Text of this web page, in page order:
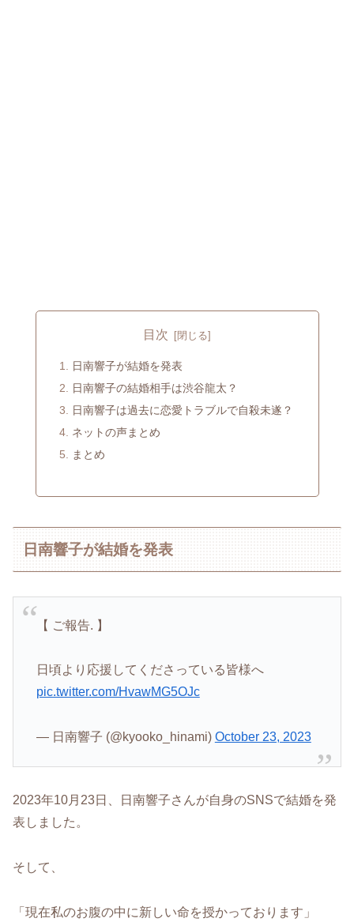
目次
日南響子が結婚を発表
日南響子の結婚相手は渋谷龍太？
日南響子は過去に恋愛トラブルで自殺未遂？
ネットの声まとめ
まとめ
日南響子が結婚を発表
【 ご報告. 】
日頃より応援してくださっている皆様へ
pic.twitter.com/HvawMG5OJc
— 日南響子 (@kyooko_hinami) October 23, 2023
2023年10月23日、日南響子さんが自身のSNSで結婚を発
表しました。
そして、
「現在私のお腹の中に新しい命を授かっております」